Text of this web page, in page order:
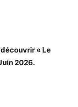
« Le
2026.